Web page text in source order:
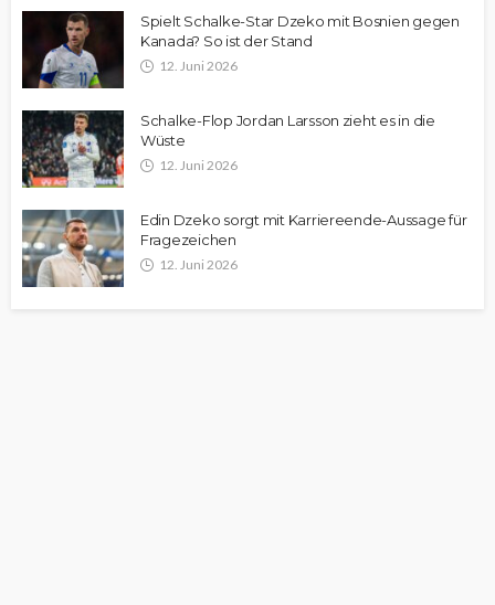
Spielt Schalke-Star Dzeko mit Bosnien gegen
Kanada? So ist der Stand
12. Juni 2026
Schalke-Flop Jordan Larsson zieht es in die
Wüste
12. Juni 2026
Edin Dzeko sorgt mit Karriereende-Aussage für
Fragezeichen
12. Juni 2026